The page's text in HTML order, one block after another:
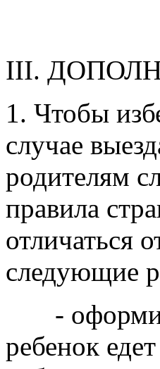
III.
1. Чтобы
случае
родителям
правила
отличаться
следующие
-
ребенок